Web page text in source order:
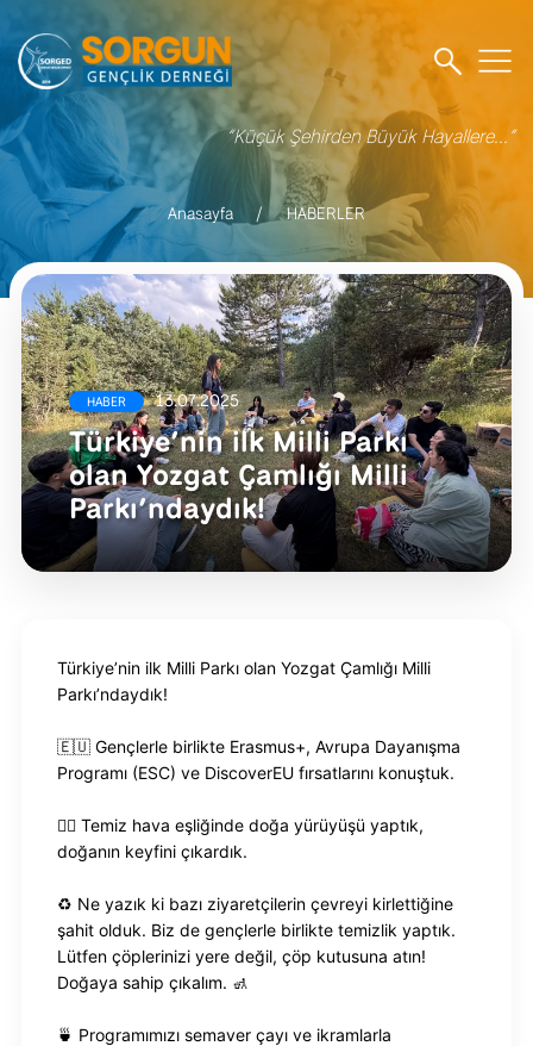
“Küçük Şehirden Büyük Hayallere...”
Anasayfa HABERLER
HABER 13.07.2025
Türkiye’nin ilk Milli Parkı
olan Yozgat Çamlığı Milli
Parkı’ndaydık!
Türkiye’nin ilk Milli Parkı olan Yozgat Çamlığı Milli
Parkı’ndaydık!
🇪🇺 Gençlerle birlikte Erasmus+, Avrupa Dayanışma
Programı (ESC) ve DiscoverEU fırsatlarını konuştuk.
🚶‍♀️ Temiz hava eşliğinde doğa yürüyüşü yaptık,
doğanın keyfini çıkardık.
♻️ Ne yazık ki bazı ziyaretçilerin çevreyi kirlettiğine
şahit olduk. Biz de gençlerle birlikte temizlik yaptık.
Lütfen çöplerinizi yere değil, çöp kutusuna atın!
Doğaya sahip çıkalım. 🚮
🍵 Programımızı semaver çayı ve ikramlarla